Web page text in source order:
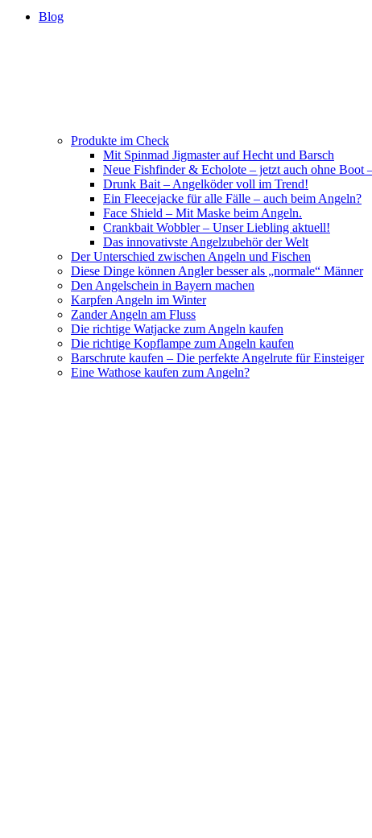
Blog
Produkte im Check
Mit Spinmad Jigmaster auf Hecht und Barsch
Neue Fishfinder & Echolote – jetzt auch ohne Boot
Drunk Bait – Angelköder voll im Trend!
Ein Fleecejacke für alle Fälle – auch beim Angeln?
Face Shield – Mit Maske beim Angeln.
Crankbait Wobbler – Unser Liebling aktuell!
Das innovativste Angelzubehör der Welt
Der Unterschied zwischen Angeln und Fischen
Diese Dinge können Angler besser als „normale“ Männer
Den Angelschein in Bayern machen
Karpfen Angeln im Winter
Zander Angeln am Fluss
Die richtige Watjacke zum Angeln kaufen
Die richtige Kopflampe zum Angeln kaufen
Barschrute kaufen – Die perfekte Angelrute für Einsteiger
Eine Wathose kaufen zum Angeln?